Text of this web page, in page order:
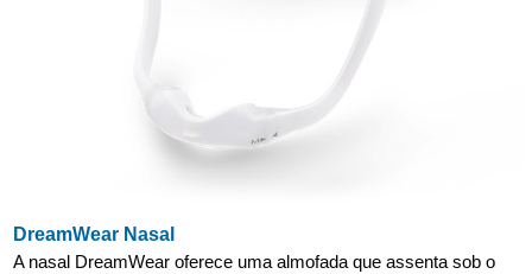
DreamWear Nasal
A nasal DreamWear oferece uma almofada que assenta sob o